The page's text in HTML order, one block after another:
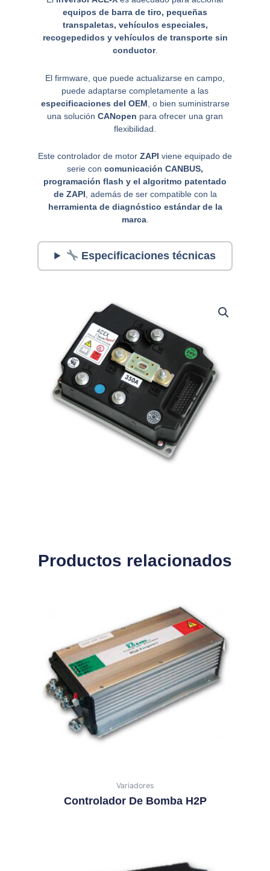
equipos de barra de tiro, pequeñas
transpaletas, vehículos especiales,
recogepedidos y vehículos de transporte sin
conductor.
El firmware, que puede actualizarse en campo,
puede adaptarse completamente a las
especificaciones del OEM , o bien suministrarse
una solución CANopen para ofrecer una gran
flexibilidad.
Este controlador de motor ZAPI viene equipado de
serie con comunicación CANBUS,
programación flash y el algoritmo patentado
de ZAPI, además de ser compatible con la
herramienta de diagnóstico estándar de la
marca.
Especificaciones técnicas
Productos relacionados
Variadores
Controlador De Bomba H2P